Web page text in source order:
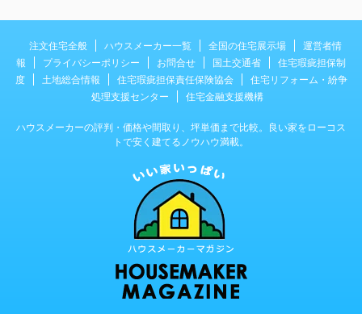
注文住宅全般 ハウスメーカー一覧 全国の住宅展示場
運営者情
報
プライバシーポリシー お問合せ 国土交通省
住宅瑕疵担保制
度
土地総合情報 住宅瑕疵担保責任保険協会
住宅リフォーム・紛争
処理支援センター
住宅金融支援機構
ハウスメーカーの評判・価格や間取り、坪単価まで比較。良い家をローコス
トで安く建てるノウハウ満載。